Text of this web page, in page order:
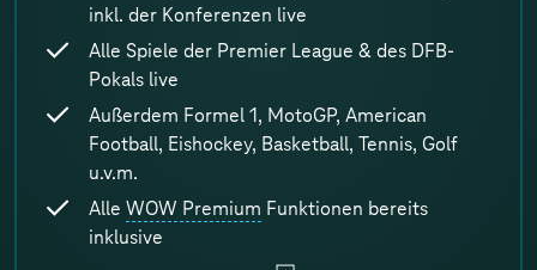
inkl. der Konferenzen live
Alle Spiele der Premier League & des DFB-
Pokals live
Außerdem Formel 1, MotoGP, American
Football, Eishockey, Basketball, Tennis, Golf
u.v.m.
Alle WOW Premium Funktionen bereits
inklusive